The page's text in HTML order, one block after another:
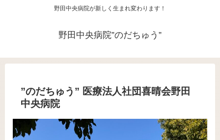
野田中央病院が新しく生まれ変わります！
野田中央病院”のだちゅう”
”のだちゅう” 医療法人社団喜晴会野田
中央病院